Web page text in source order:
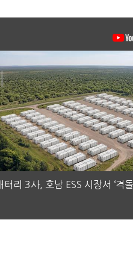
터리 3사, 호남 ESS 시장서 ‘격돌